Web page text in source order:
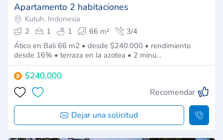
Apartamento 2 habitaciones
Kutuh, Indonesia
2
1 1 66 m²
3/4
Ático en Bali 66 m2 • desde $240.000 • rendimiento
desde 16% • terraza en la azotea • 2 minu…
$240,000
Recomendar
Dejar una solicitud